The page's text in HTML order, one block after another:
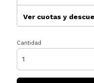
Ver cuotas y
Cantidad